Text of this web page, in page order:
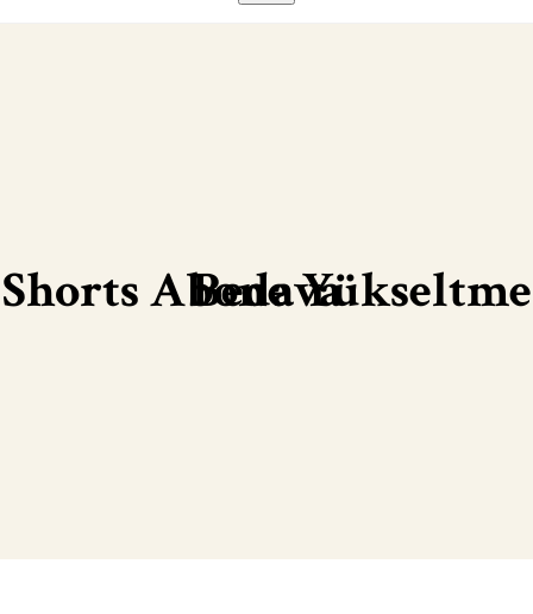
Shorts Abone Yükseltme Bedava